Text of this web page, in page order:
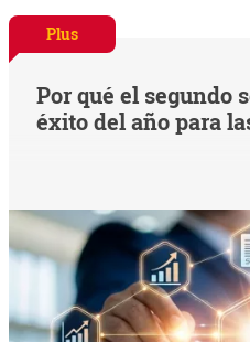
Plus
Por qué el segundo
éxito del año para